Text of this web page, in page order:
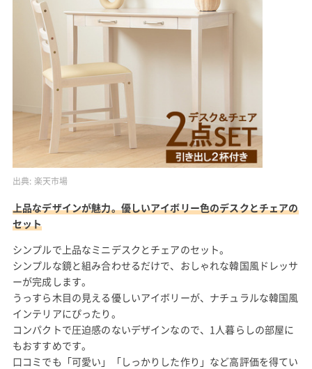
出典: 楽天市場
上品なデザインが魅力。優しいアイボリー色のデスクとチェアの
セット
シンプルで上品なミニデスクとチェアのセット。
シンプルな鏡と組み合わせるだけで、おしゃれな韓国風ドレッサ
ーが完成します。
うっすら木目の見える優しいアイボリーが、ナチュラルな韓国風
インテリアにぴったり。
コンパクトで圧迫感のないデザインなので、1人暮らしの部屋に
もおすすめです。
口コミでも「可愛い」「しっかりした作り」など高評価を得てい